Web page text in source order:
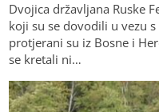
Dvojica državljana Ruske
koji su se dovodili u vezu
protjerani su iz Bosne i
se kretali ni…